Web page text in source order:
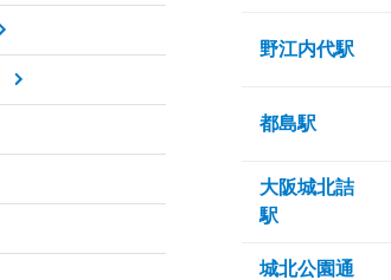
野江内代駅
都島駅
大阪城北詰
駅
城北公園通